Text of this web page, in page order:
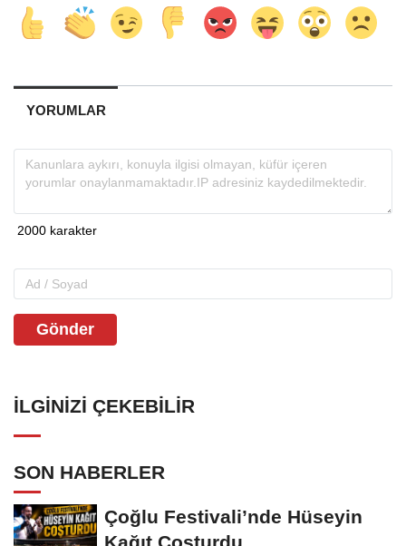
YORUMLAR
Gönder
İLGINIZI ÇEKEBILIR
SON HABERLER
Çoğlu Festivali’nde Hüseyin